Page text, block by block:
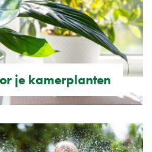
je kamerplanten